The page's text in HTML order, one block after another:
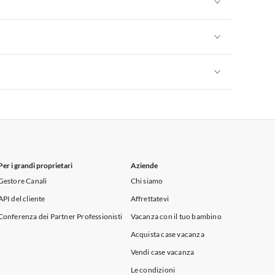
i grandi proprietari
Canali
del cliente
dei Partner Professionisti
Aziende
Chi siamo
Affrettatevi
Vacanza con il tuo bambino
Acquista case vacanza
Vendi case vacanza
Le condizioni